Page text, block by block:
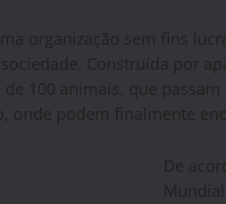
organização sem fins
Construída por
100 animais, que
onde podem finalmente
De